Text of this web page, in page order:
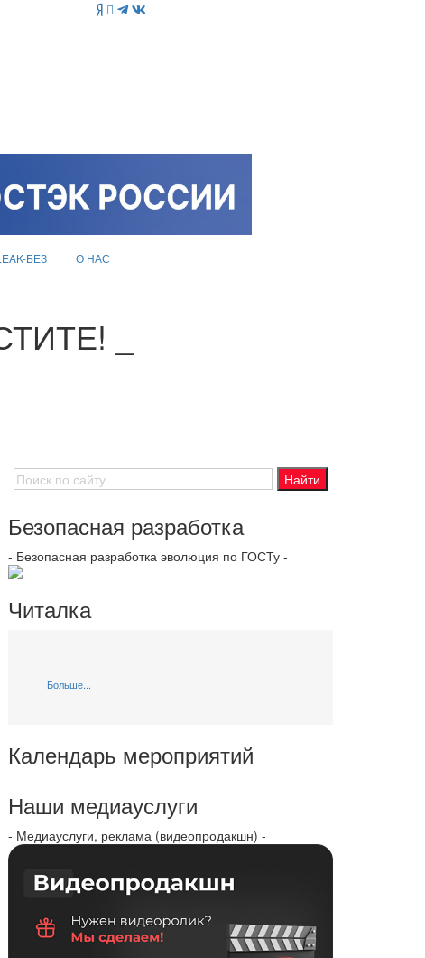
БЕЗ О НАС
_
Безопасная разработка
- Безопасная разработка эволюция по ГОСТу -
Читалка
Больше...
Календарь мероприятий
Наши медиауслуги
- Медиауслуги, реклама (видеопродакшн) -